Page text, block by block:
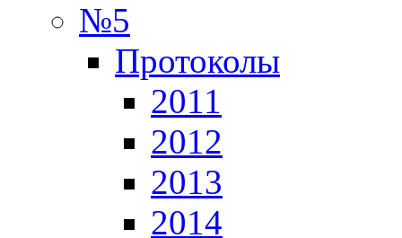
№5
Протоколы
2011
2012
2013
2014